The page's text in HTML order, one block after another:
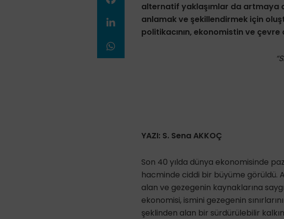
alternatif yaklaşımlar da artmaya
anlamak ve şekillendirmek için
politikacının, ekonomistin ve
YAZI: S. Sena AKKOÇ
Son 40 yılda dünya ekonomisinde
hacminde ciddi bir büyüme görüldü.
alan ve gezegenin kaynaklarına
ekonomisi, ismini gezegenin
şeklinden alan bir sürdürülebilir